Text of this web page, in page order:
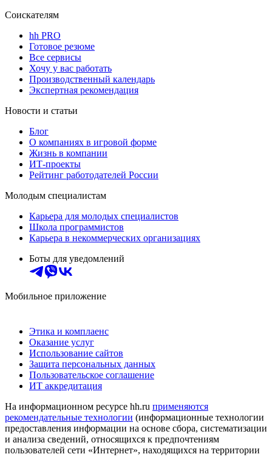
Соискателям
hh PRO
Готовое резюме
Все сервисы
Хочу у вас работать
Производственный календарь
Экспертная рекомендация
Новости и статьи
Блог
О компаниях в игровой форме
Жизнь в компании
ИТ-проекты
Рейтинг работодателей России
Молодым специалистам
Карьера для молодых специалистов
Школа программистов
Карьера в некоммерческих организациях
Боты для уведомлений
Мобильное приложение
Этика и комплаенс
Оказание услуг
Использование сайтов
Защита персональных данных
Пользовательское соглашение
ИТ аккредитация
На информационном ресурсе hh.ru применяются
рекомендательные технологии (информационные технологии
предоставления информации на основе сбора, систематизации
и анализа сведений, относящихся к предпочтениям
пользователей сети «Интернет», находящихся на территории